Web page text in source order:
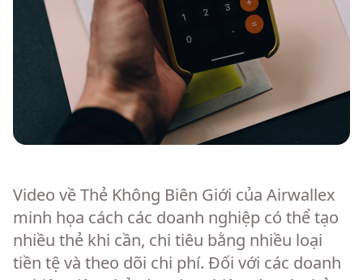
Video về Thẻ Không Biên Giới của Airwallex
minh họa cách các doanh nghiệp có thể tạo
nhiều thẻ khi cần, chi tiêu bằng nhiều loại
tiền tệ và theo dõi chi phí. Đối với các doanh